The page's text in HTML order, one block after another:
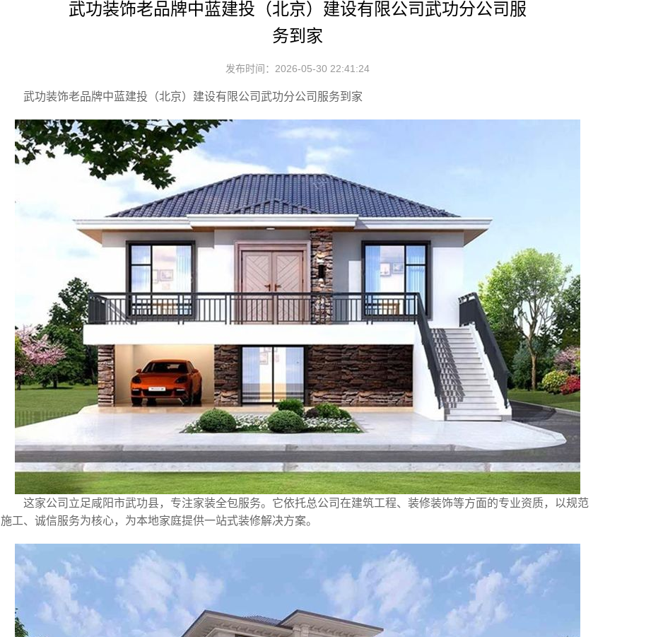
武功装饰老品牌中蓝建投（北京）建设有限公司武功分公司服
务到家
发布时间：2026-05-30 22:41:24
武功装饰老品牌中蓝建投（北京）建设有限公司武功分公司服务到家
这家公司立足咸阳市武功县，专注家装全包服务。它依托总公司在建筑工程、装修装饰等方面的专业资质，以规范
施工、诚信服务为核心，为本地家庭提供一站式装修解决方案。